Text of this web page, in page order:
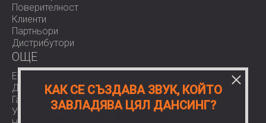
Поверителност
Клиенти
Партньори
Дистрибутори
OЩЕ
E-Shop
Доставки
Гаранции
Условия за ползване
КАК СЕ СЪЗДАВА ЗВУК, КОЙТО
ЗАВЛАДЯВА ЦЯЛ ДАНСИНГ?